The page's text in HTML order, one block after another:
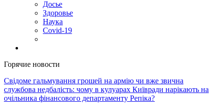
Досье
Здоровье
Наука
Covid-19
Горячие новости
Свідоме гальмування грошей на армію чи вже звична
службова недбалість: чому в кулуарах Київради нарікають на
очільника фінансового департаменту Репіка?